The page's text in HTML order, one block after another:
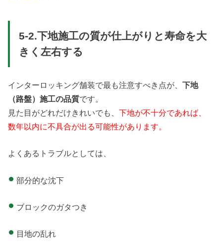
5-2.下地施工の質が仕上がりと寿命を大
きく左右する
インターロッキング舗装で最も注意すべき点が、下地
（路盤）施工の品質です。
見た目がどれだけきれいでも、下地が不十分であれば、
数年以内に不具合が出る可能性があります。
よくあるトラブルとしては、
部分的な沈下
ブロックのガタつき
目地の乱れ